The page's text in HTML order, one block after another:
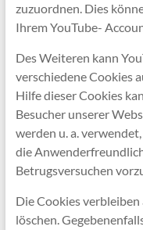
zuzuordnen. Dies
Ihrem YouTube-
Des Weiteren kann
verschiedene Cookies
Hilfe dieser Cookies
Besucher unserer
werden u. a.
die
Betrugsversuchen
Die Cookies verbleiben
löschen.